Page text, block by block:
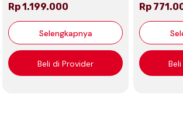
Rp 1.199.000
Selengkapnya
Beli di Provider
Rp